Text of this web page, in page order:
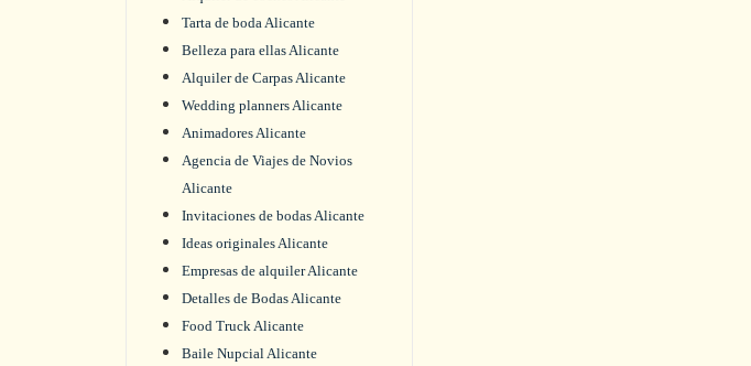
Tarta de boda Alicante
Belleza para ellas Alicante
Alquiler de Carpas Alicante
Wedding planners Alicante
Animadores Alicante
Agencia de Viajes de Novios
Alicante
Invitaciones de bodas Alicante
Ideas originales Alicante
Empresas de alquiler Alicante
Detalles de Bodas Alicante
Food Truck Alicante
Baile Nupcial Alicante